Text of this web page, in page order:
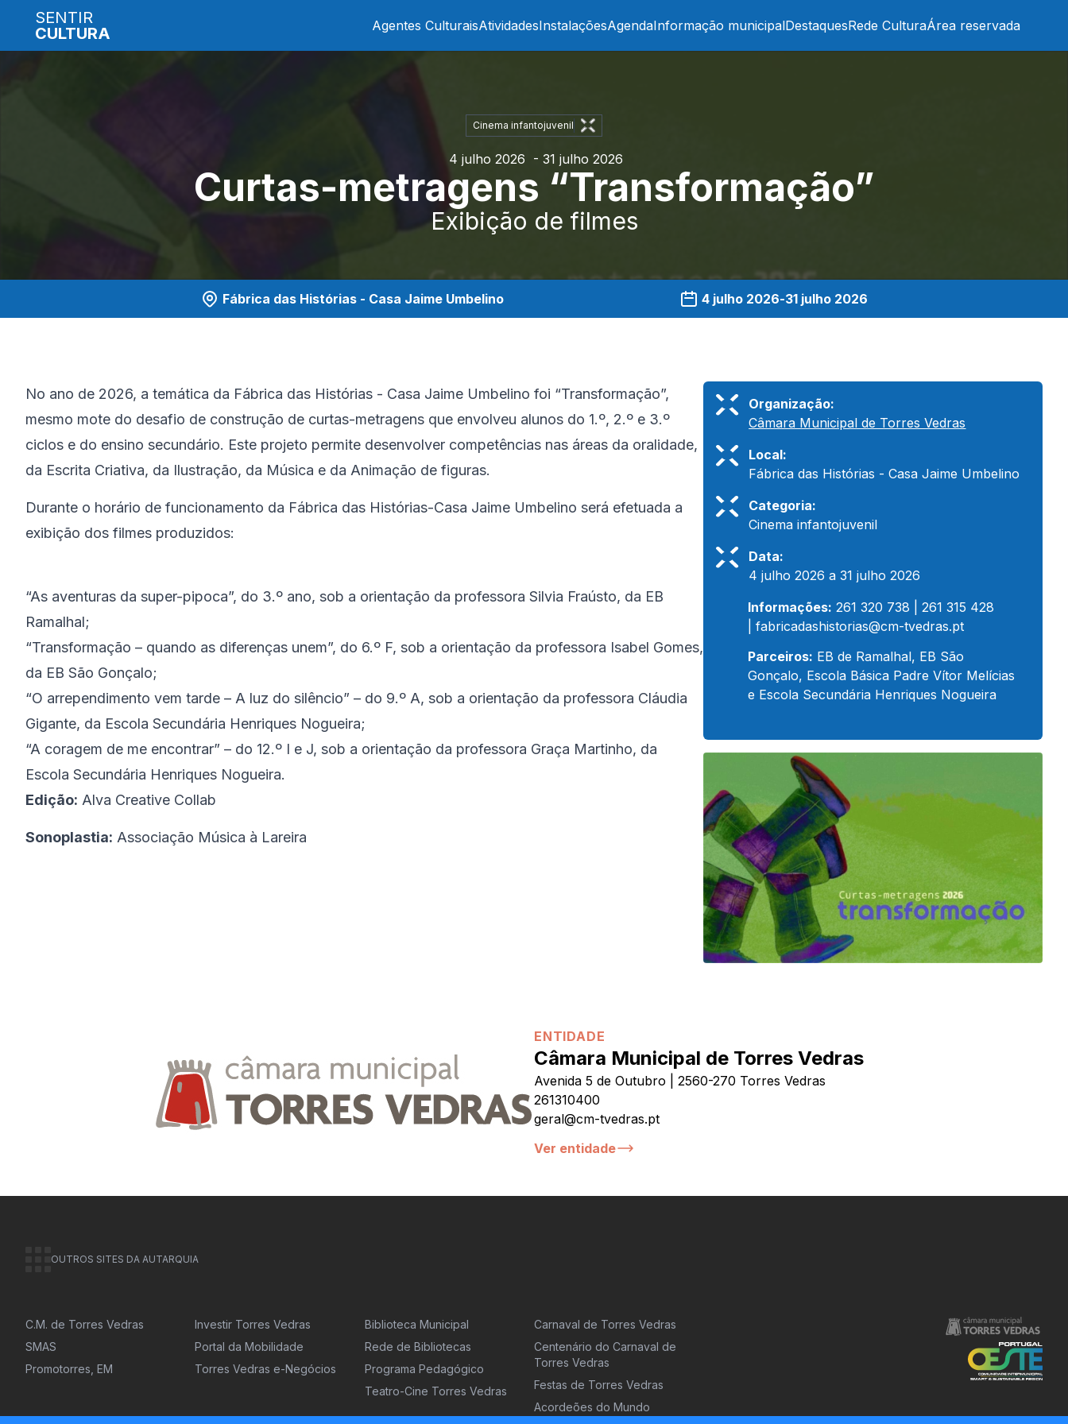
SENTIR
CULTURA
Agentes CulturaisAtividadesInstalaçõesAgendaInformação municipalDestaquesRede CulturaÁrea reservada
Cinema infantojuvenil
4 julho 2026 - 31 julho 2026
Curtas-metragens “Transformação”
Exibição de filmes
Fábrica das Histórias - Casa Jaime Umbelino 4 julho 2026-31 julho 2026
No ano de 2026, a temática da Fábrica das Histórias - Casa Jaime Umbelino foi “Transformação”,
mesmo mote do desafio de construção de curtas-metragens que envolveu alunos do 1.º, 2.º e 3.º
ciclos e do ensino secundário. Este projeto permite desenvolver competências nas áreas da oralidade,
da Escrita Criativa, da Ilustração, da Música e da Animação de figuras.
Durante o horário de funcionamento da Fábrica das Histórias-Casa Jaime Umbelino será efetuada a
exibição dos filmes produzidos:
“As aventuras da super-pipoca”, do 3.º ano, sob a orientação da professora Silvia Fraústo, da EB
Ramalhal;
“Transformação – quando as diferenças unem”, do 6.º F, sob a orientação da professora Isabel Gomes,
da EB São Gonçalo;
“O arrependimento vem tarde – A luz do silêncio” – do 9.º A, sob a orientação da professora Cláudia
Gigante, da Escola Secundária Henriques Nogueira;
“A coragem de me encontrar” – do 12.º I e J, sob a orientação da professora Graça Martinho, da
Escola Secundária Henriques Nogueira.
Edição: Alva Creative Collab
Sonoplastia: Associação Música à Lareira
Organização:
Câmara Municipal de Torres Vedras
Local:
Fábrica das Histórias - Casa Jaime Umbelino
Categoria:
Cinema infantojuvenil
Data:
4 julho 2026 a 31 julho 2026
Informações: 261 320 738 | 261 315 428
|fabricadashistorias@cm-tvedras.pt
Parceiros: EB de Ramalhal, EB São
Gonçalo, Escola Básica Padre Vítor Melícias
e Escola Secundária Henriques Nogueira
ENTIDADE
Câmara Municipal de Torres Vedras
Avenida 5 de Outubro | 2560-270 Torres Vedras
261310400
geral@cm-tvedras.pt
Ver entidade
OUTROS SITES DA AUTARQUIA
C.M. de Torres Vedras
SMAS
Promotorres, EM
Investir Torres Vedras
Portal da Mobilidade
Torres Vedras e-Negócios
Biblioteca Municipal
Rede de Bibliotecas
Programa Pedagógico
Teatro-Cine Torres Vedras
Carnaval de Torres Vedras
Centenário do Carnaval de
Torres Vedras
Festas de Torres Vedras
Acordeões do Mundo